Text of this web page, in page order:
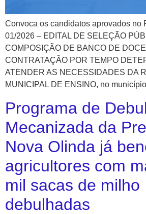
Convoca os candidatos aprovados no
01/2026 – EDITAL DE SELEÇÃO
COMPOSIÇÃO DE BANCO DE
CONTRATAÇÃO POR TEMPO
ATENDER AS NECESSIDADES DA
MUNICIPAL DE ENSINO, no
Programa de
Mecanizada da
Nova Olinda já
agricultores com
mil sacas de milho
debulhadas